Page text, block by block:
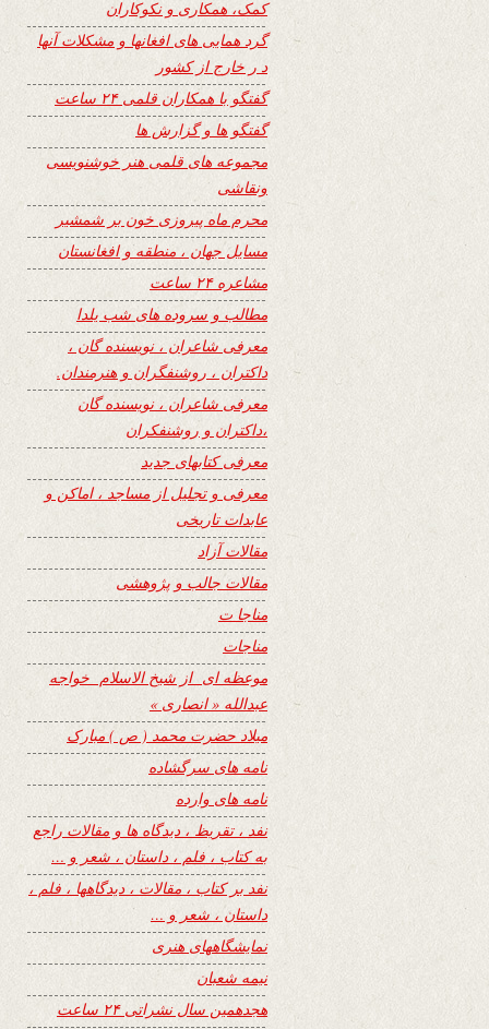
کمک، همکاری و نکوکاران
گرد همایی های افغانها و مشکلات آنها
د ر خارج از کشور
گفتگو با همکاران قلمی ۲۴ ساعت
گفتگو ها و گزارش ها
مجموعه های قلمی هنر خوشنویسی
ونقاشی
محرم ماه پیروزی خون بر شمشیر
مسایل جهان ، منطقه و افغانستان
مشاعره ۲۴ ساعت
مطالب و سروده های شب یلدا
معرفی شاعران ، نویسنده گان ،
داکتران ، روشنفگران و هنرمندان.
معرفی شاعران ، نویسنده گان
،داکتران و روشنفکران
معرفی کتابهای جدید
معرفی و تجلیل از مساجد ، اماکن و
عابدات تاریخی
مقالات آزاد
مقالات جالب و پژوهشی
مناجا ت
مناجات
موعظه ای از شیخ الاسلام خواجه
عبدالله « انصاری »
میلاد حضرت محمد ( ص ) مبارک
نامه های سرگشاده
نامه های وارده
نفد ، تقریظ ، دیدگاه ها و مقالات راجع
به کتاب ، فلم ، داستان ، شعر و …
نفد بر کتاب ، مقالات ، دیدگاهها ، فلم ،
داستان ، شعر و …
نمایشگاههای هنری
نیمه شعبان
هجدهمین سال نشراتی ۲۴ ساعت